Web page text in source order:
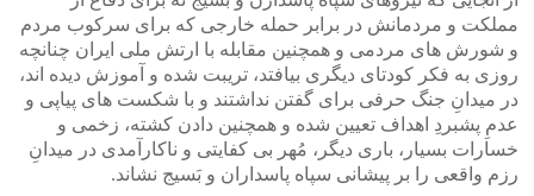
مملکت و مردمانش در برابر حمله خارجی که برای سرکوب مردم
و شورش های مردمی و همچنین مقابله با ارتش ملی ایران چنانچه
روزی به فکر کودتای دیگری بیافتد، تریبت شده و آموزش دیده اند،
در میدانِ جنگ حرفی برای گفتن نداشتند و با شکست های پیاپی و
عدمِ پشبردِ اهداف تعیین شده و همچنین دادن کشته، زخمی و
خسارات بسیار، باری دیگر، مُهر بی کفایتی و ناکارآمدی در میدانِ
رزم واقعی را بر پیشانی سپاه پاسداران و بَسیج نشاند.